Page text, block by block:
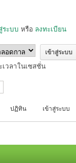
ระบบ หรือ ลงทะเบียน
วลาในเซสชั่น
ปฏิทิน เข้าสู่ระบบ